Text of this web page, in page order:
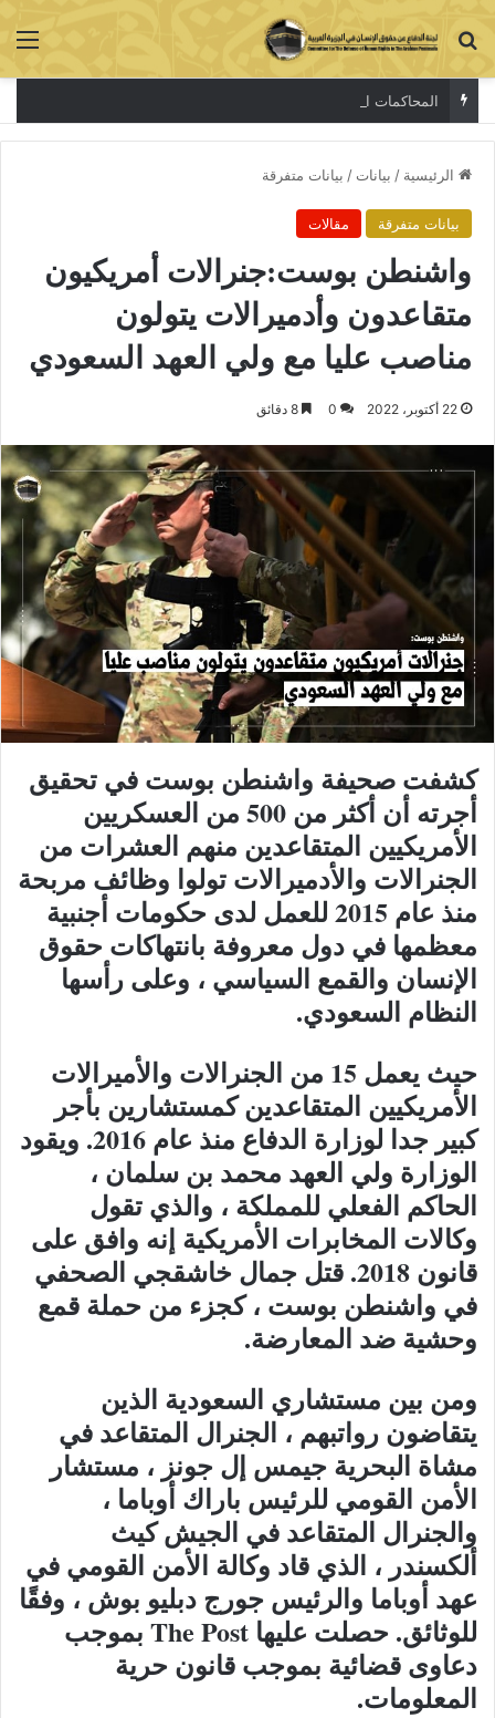
بحث عن
المحاكمات الصورية لاسكات الاصوات المستقلة
الرئيسية / بيانات / بيانات متفرقة
بيانات متفرقة مقالات
واشنطن بوست:جنرالات أمريكيون
متقاعدون وأدميرالات يتولون
مناصب عليا مع ولي العهد السعودي
22 أكتوبر، 2022 0
كشفت صحيفة واشنطن بوست في تحقيق
أجرته أن أكثر من 500 من العسكريين
الأمريكيين المتقاعدين منهم العشرات من
الجنرالات والأدميرالات تولوا وظائف مربحة
منذ عام 2015 للعمل لدى حكومات أجنبية
معظمها في دول معروفة بانتهاكات حقوق
الإنسان والقمع السياسي ، وعلى رأسها
النظام السعودي.
حيث يعمل 15 من الجنرالات والأميرالات
الأمريكيين المتقاعدين كمستشارين بأجر
كبير جدا لوزارة الدفاع منذ عام 2016. ويقود
الوزارة ولي العهد محمد بن سلمان ،
الحاكم الفعلي للمملكة ، والذي تقول
وكالات المخابرات الأمريكية إنه وافق على
قانون 2018. قتل جمال خاشقجي الصحفي
في واشنطن بوست ، كجزء من حملة قمع
وحشية ضد المعارضة.
ومن بين مستشاري السعودية الذين
يتقاضون رواتبهم ، الجنرال المتقاعد في
مشاة البحرية جيمس إل جونز ، مستشار
الأمن القومي للرئيس باراك أوباما ،
والجنرال المتقاعد في الجيش كيث
ألكسندر ، الذي قاد وكالة الأمن القومي في
عهد أوباما والرئيس جورج دبليو بوش ، وفقًا
للوثائق. حصلت عليها The Post بموجب
دعاوى قضائية بموجب قانون حرية
المعلومات.